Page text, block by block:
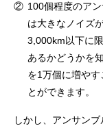
② 100個程度のア
は大きなノイズ
3,000km以下に
あるかどうかを
を1万個に増や
とができます。
しかし、アンサン